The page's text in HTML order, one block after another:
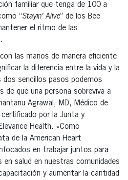
familiar que tenga de 100 a
“Stayin’ Alive” de los Bee
el ritmo de las
las manos de manera eficiente
la diferencia entre la vida y la
sencillos pasos podemos
de que una persona sobreviva a
Agrawal, MD, Médico de
certificado por la Junta y
Health. «Como
de la American Heart
en trabajar juntos para
en salud en nuestras comunidades
y aumentar la cantidad